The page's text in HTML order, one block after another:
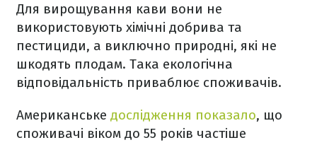
Для вирощування кави вони не
використовують хімічні добрива та
пестициди, а виключно природні, які не
шкодять плодам. Така екологічна
відповідальність приваблює споживачів.
Американське дослідження показало, що
споживачі віком до 55 років частіше